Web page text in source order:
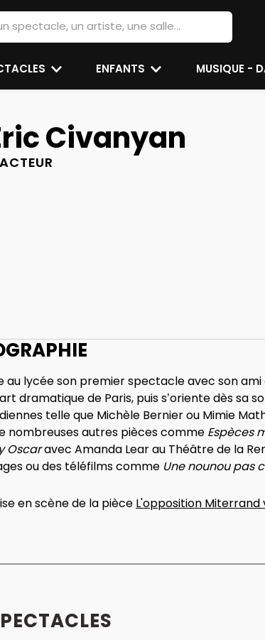
ENFANTS MUSIQUE -
Civanyan
au lycée son premier spectacle avec son
dramatique de Paris, puis s’oriente dès sa
telle que Michèle Bernier ou Mimie
nombreuses autres pièces comme Espèces
Oscaravec Amanda Lear au Théâtre de la
ou des téléfilms comme Une nounou pas
en scène de la pièce L'opposition Miterrand